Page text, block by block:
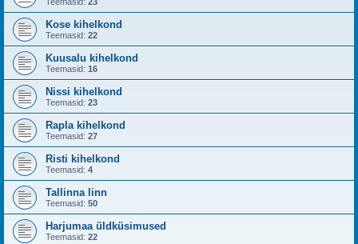
Kose kihelkond
Teemasid: 22
Kuusalu kihelkond
Teemasid: 16
Nissi kihelkond
Teemasid: 23
Rapla kihelkond
Teemasid: 27
Risti kihelkond
Teemasid: 4
Tallinna linn
Teemasid: 50
Harjumaa üldküsimused
Teemasid: 22